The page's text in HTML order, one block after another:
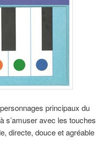
principaux du
s’amuser avec les touches
directe, douce et agréable